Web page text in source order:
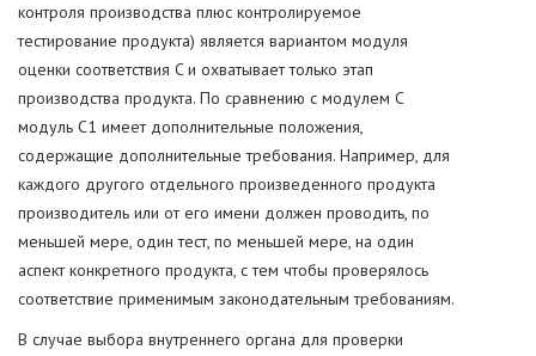
контроля производства плюс контролируемое
тестирование продукта) является вариантом модуля
оценки соответствия C и охватывает только этап
производства продукта. По сравнению с модулем C
модуль C1 имеет дополнительные положения,
содержащие дополнительные требования. Например, для
каждого другого отдельного произведенного продукта
производитель или от его имени должен проводить, по
меньшей мере, один тест, по меньшей мере, на один
аспект конкретного продукта, с тем чтобы проверялось
соответствие применимым законодательным требованиям.
В случае выбора внутреннего органа для проверки